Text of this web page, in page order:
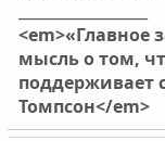
<em>«Главное
мысль о том,
поддерживает
Томпсон</em>